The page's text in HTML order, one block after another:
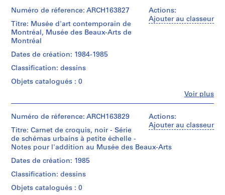
i
e
(
s
)
P
r
j
e
s
e
t
é
a
institutions:
Rousseau
(archive
creator)
-
Carnet
beige
-
de
Montréal,
vue
de
l'île-
Ste-
-
Actions:
Ajouter au classeur
Voir plus
Numéro de réference: ARCH163827
Titre: Musée d'art contemporain de
Montréal, Musée des Beaux-Arts de
Montréal
Dates de création: 1984-1985
Classification: dessins
Objets catalogués : 0
institutions:
Rousseau
(archive
creator)
-
Carnet
Actions:
Ajouter au classeur
Numéro de réference: ARCH163829
Titre: Carnet de croquis, noir - Série
de schémas urbains à petite échelle -
Notes pour l'addition au Musée des Beaux-Arts
Dates de création: 1985
Classification: dessins
Objets catalogués : 0